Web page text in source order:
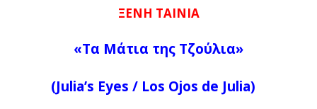
ΞΕΝΗ ΤΑΙΝΙΑ
«Τα Μάτια της Τζούλια»
(Julia’s Eyes / Los Ojos de Julia)